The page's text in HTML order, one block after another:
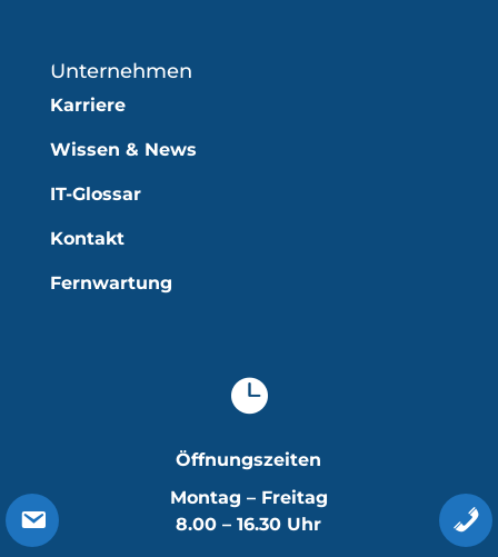
Unternehmen
Karriere
Wissen & News
IT-Glossar
Kontakt
Fernwartung

Öffnungszeiten
Montag – Freitag
8.00 – 16.30 Uhr